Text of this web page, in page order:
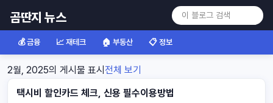
곰딴지 뉴스
💰 금융 📈 재테크 🏠 부동산 📋 정보
2월, 2025의 게시물 표시 전체 보기
택시비 할인카드 체크, 신용 필수이용방법